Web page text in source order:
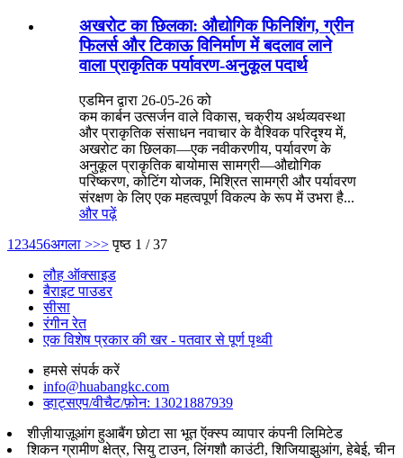
अखरोट का छिलका: औद्योगिक फिनिशिंग, ग्रीन
फिलर्स और टिकाऊ विनिर्माण में बदलाव लाने
वाला प्राकृतिक पर्यावरण-अनुकूल पदार्थ
एडमिन द्वारा 26-05-26 को
कम कार्बन उत्सर्जन वाले विकास, चक्रीय अर्थव्यवस्था
और प्राकृतिक संसाधन नवाचार के वैश्विक परिदृश्य में,
अखरोट का छिलका—एक नवीकरणीय, पर्यावरण के
अनुकूल प्राकृतिक बायोमास सामग्री—औद्योगिक
परिष्करण, कोटिंग योजक, मिश्रित सामग्री और पर्यावरण
संरक्षण के लिए एक महत्वपूर्ण विकल्प के रूप में उभरा है...
और पढ़ें
1 23456अगला >>> पृष्ठ 1 / 37
लौह ऑक्साइड
बैराइट पाउडर
सीसा
रंगीन रेत
एक विशेष प्रकार की खर - पतवार से पूर्ण पृथ्वी
हमसे संपर्क करें
info@huabangkc.com
व्हाट्सएप/वीचैट/फ़ोन: 13021887939
शीज़ीयाज़ूआंग हुआबैंग छोटा सा भूत ऍक्स्प व्यापार कंपनी लिमिटेड
शिकन ग्रामीण क्षेत्र, सियु टाउन, लिंगशौ काउंटी, शिजियाझुआंग, हेबेई, चीन